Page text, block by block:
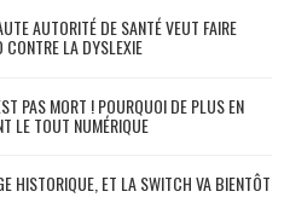
AUTORITÉ DE SANTÉ VEUT FAIRE
CONTRE LA DYSLEXIE
PAS MORT ! POURQUOI DE PLUS EN
LE TOUT NUMÉRIQUE
HISTORIQUE, ET LA SWITCH VA BIENTÔT